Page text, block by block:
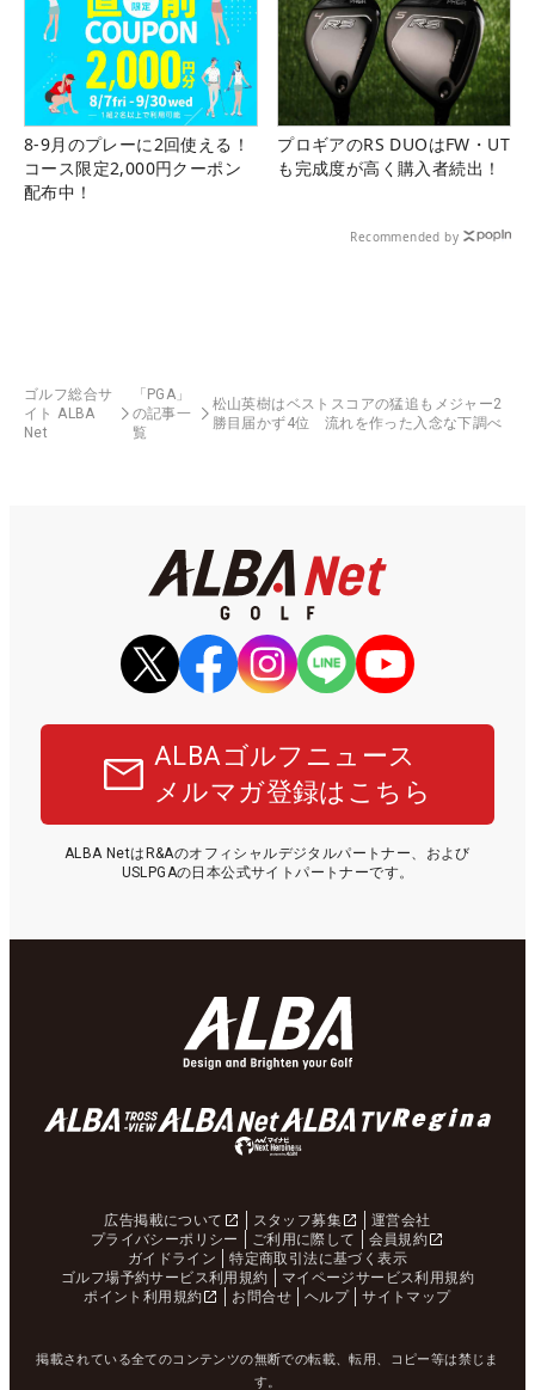
8-9月のプレーに2回使える！
コース限定2,000円クーポン
配布中！
プロギアのRS DUOはFW・UT
も完成度が高く購入者続出！
Recommended by
ゴルフ総合サ
イト ALBA
Net
「PGA」
の記事一
覧
松山英樹はベストスコアの猛追もメジャー2
勝目届かず4位 流れを作った入念な下調べ
ALBAゴルフニュース
メルマガ登録はこちら
ALBA NetはR&Aのオフィシャルデジタルパートナー、および
USLPGAの日本公式サイトパートナーです。
広告掲載について スタッフ募集
運営会社
プライバシーポリシー
ご利用に際して
会員規約
ガイドライン
特定商取引法に基づく表示
ゴルフ場予約サービス利用規約
マイページサービス利用規約
ポイント利用規約
お問合せ ヘルプ サイトマップ
掲載されている全てのコンテンツの無断での転載、転用、コピー等は禁じま
す。